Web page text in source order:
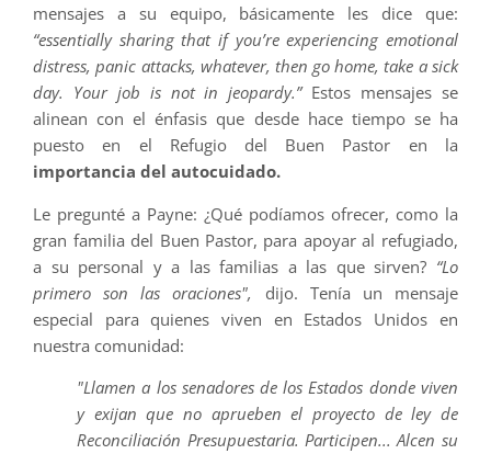
mensajes a su equipo, básicamente les dice que:
“essentially sharing that if you’re experiencing emotional
distress, panic attacks, whatever, then go home, take a sick
day. Your job is not in jeopardy.”Estos mensajes se
alinean con el énfasis que desde hace tiempo se ha
puesto en el Refugio del Buen Pastor en la
importancia del autocuidado.
Le pregunté a Payne: ¿Qué podíamos ofrecer, como la
gran familia del Buen Pastor, para apoyar al refugiado,
a su personal y a las familias a las que sirven? “Lo
primero son las oraciones",
dijo. Tenía un mensaje
especial para quienes viven en Estados Unidos en
nuestra comunidad:
"Llamen a los senadores de los Estados donde viven
y exijan que no aprueben el proyecto de ley de
Reconciliación Presupuestaria. Participen... Alcen su